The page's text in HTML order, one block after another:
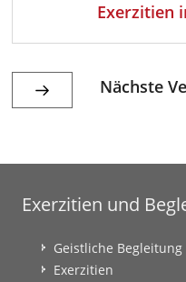
Exerzitien
Nächste
Exerzitien und
Geistliche Begleitung
Exerzitien